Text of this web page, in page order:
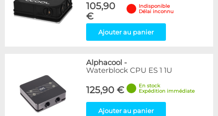
105,90
€
Indisponible
Délai inconnu
Ajouter au panier
Alphacool -
Waterblock CPU ES 1 1U
125,90 €
En stock
Expédition immédiate
Ajouter au panier